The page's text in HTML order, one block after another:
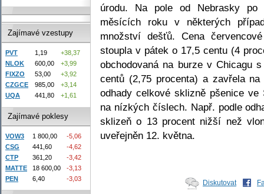
úrodu. Na pole od Nebrasky po
měsících roku v některých
množství dešťů. Cena
stoupla v pátek o 17,5 centu (4
obchodovaná na burze v Chicagu
centů (2,75 procenta) a zavřela
odhady celkové sklizně pšenice
na nízkých číslech. Např. podle
sklizeň o 13 procent nižší než
uveřejněn 12. května.
Diskutovat
Zajímavé vzestupy
PVT 1,19
+38,37
NLOK
600,00
+3,99
FIXZO
53,00
+3,92
CZGCE
985,00
+3,14
UQA
441,80 +1,61
Zajímavé poklesy
VOW3 1 800,00
-5,06
CSG
441,60
-4,62
CTP
361,20
-3,42
MATTE
18 600,00
-3,13
PEN
6,40 -3,03